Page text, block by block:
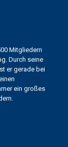
Mitgliedern
Durch seine
er gerade bei
ein großes